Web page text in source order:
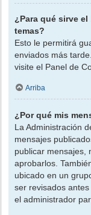
¿Para qué sirve
temas?
Esto le permitirá
enviados más
visite el Panel de
Arriba
¿Por qué mis
La Administración
mensajes
publicar mensajes,
aprobarlos.
ubicado en un
ser revisados
el administrador